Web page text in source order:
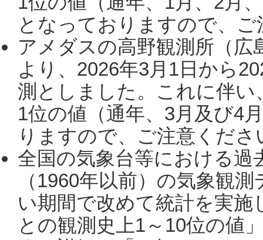
となっておりますので、
アメダスの高野観測所（
より、2026年3月1日から
測としました。これに伴い
1位の値（通年、3月及び4
りますので、ご注意くだ
全国の気象台等における過
（1960年以前）の気象観
い期間で改めて統計を実
との観測史上1～10位の値